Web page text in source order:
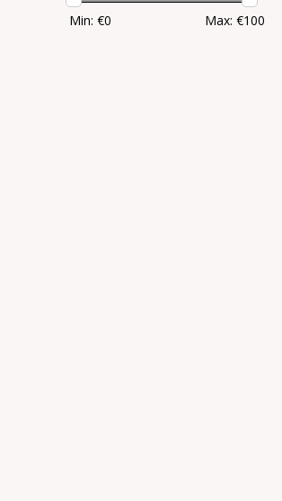
Min: €0 Max: €100